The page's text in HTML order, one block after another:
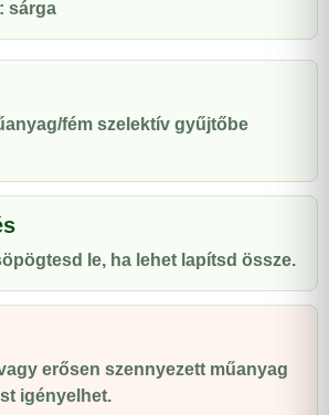
sárga
fém szelektív gyűjtőbe
le, ha lehet lapítsd össze.
erősen szennyezett műanyag
igényelhet.